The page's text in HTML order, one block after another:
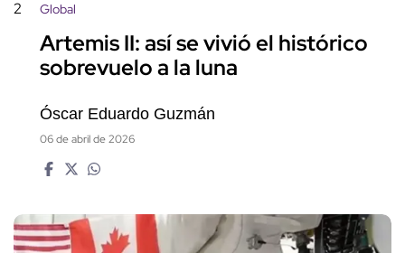
2 Global
Artemis II: así se vivió el histórico
sobrevuelo a la luna
Óscar Eduardo Guzmán
06 de abril de 2026